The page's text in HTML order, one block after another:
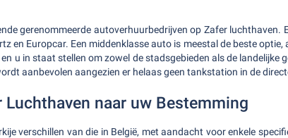
gerenommeerde autoverhuurbedrijven op Zafer luchthaven.
en Europcar. Een middenklasse auto is meestal de beste
u in staat stellen om zowel de stadsgebieden als de landelijke
aanbevolen aangezien er helaas geen tankstation in de
Luchthaven naar uw Bestemming
verschillen van die in België, met aandacht voor enkele